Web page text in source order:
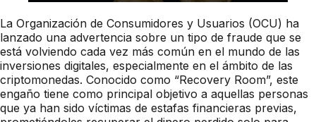
La Organización de Consumidores y Usuarios (OCU) ha
lanzado una advertencia sobre un tipo de fraude que se
está volviendo cada vez más común en el mundo de las
inversiones digitales, especialmente en el ámbito de las
criptomonedas. Conocido como “Recovery Room”, este
engaño tiene como principal objetivo a aquellas personas
que ya han sido víctimas de estafas financieras previas,